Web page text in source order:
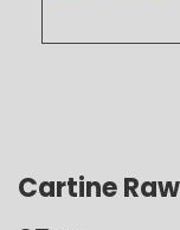
Cartine